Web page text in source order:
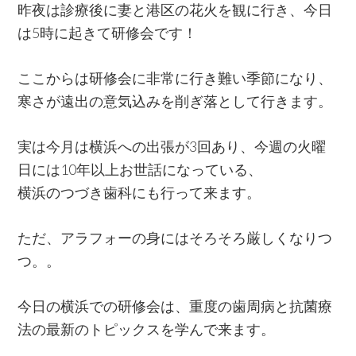
昨夜は診療後に妻と港区の花火を観に行き、今日
は5時に起きて研修会です！
ここからは研修会に非常に行き難い季節になり、
寒さが遠出の意気込みを削ぎ落として行きます。
実は今月は横浜への出張が3回あり、今週の火曜
日には10年以上お世話になっている、
横浜のつづき歯科にも行って来ます。
ただ、アラフォーの身にはそろそろ厳しくなりつ
つ。。
今日の横浜での研修会は、重度の歯周病と抗菌療
法の最新のトピックスを学んで来ます。